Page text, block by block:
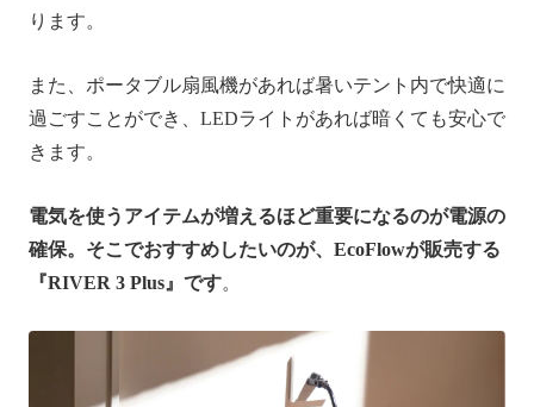
ります。
また、ポータブル扇風機があれば暑いテント内で快適に
過ごすことができ、LEDライトがあれば暗くても安心で
きます。
電気を使うアイテムが増えるほど重要になるのが電源の
確保。そこでおすすめしたいのが、EcoFlowが販売する
『RIVER 3 Plus』です。